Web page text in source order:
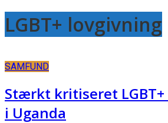
LGBT+ lovgivning
SAMFUND
Stærkt kritiseret
i Uganda